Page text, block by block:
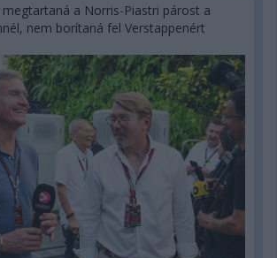
megtartaná a Norris-Piastri párost a
nem borítaná fel Verstappenért